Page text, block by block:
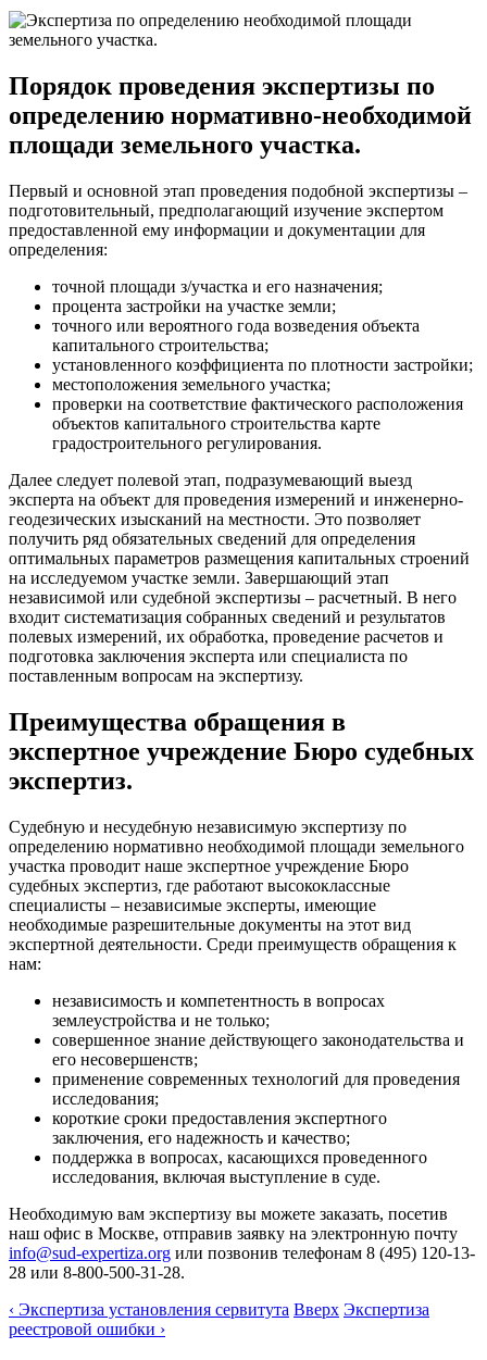
Порядок проведения экспертизы по
определению нормативно-необходимой
площади земельного участка.
Первый и основной этап проведения подобной экспертизы –
подготовительный, предполагающий изучение экспертом
предоставленной ему информации и документации для
определения:
точной площади з/участка и его назначения;
процента застройки на участке земли;
точного или вероятного года возведения объекта
капитального строительства;
установленного коэффициента по плотности застройки;
местоположения земельного участка;
проверки на соответствие фактического расположения
объектов капитального строительства карте
градостроительного регулирования.
Далее следует полевой этап, подразумевающий выезд
эксперта на объект для проведения измерений и инженерно-
геодезических изысканий на местности. Это позволяет
получить ряд обязательных сведений для определения
оптимальных параметров размещения капитальных строений
на исследуемом участке земли. Завершающий этап
независимой или судебной экспертизы – расчетный. В него
входит систематизация собранных сведений и результатов
полевых измерений, их обработка, проведение расчетов и
подготовка заключения эксперта или специалиста по
поставленным вопросам на экспертизу.
Преимущества обращения в
экспертное учреждение Бюро судебных
экспертиз.
Судебную и несудебную независимую экспертизу по
определению нормативно необходимой площади земельного
участка проводит наше экспертное учреждение Бюро
судебных экспертиз, где работают высококлассные
специалисты – независимые эксперты, имеющие
необходимые разрешительные документы на этот вид
экспертной деятельности. Среди преимуществ обращения к
нам:
независимость и компетентность в вопросах
землеустройства и не только;
совершенное знание действующего законодательства и
его несовершенств;
применение современных технологий для проведения
исследования;
короткие сроки предоставления экспертного
заключения, его надежность и качество;
поддержка в вопросах, касающихся проведенного
исследования, включая выступление в суде.
Необходимую вам экспертизу вы можете заказать, посетив
наш офис в Москве, отправив заявку на электронную почту
info@sud-expertiza.org или позвонив телефонам 8 (495) 120-13-
28 или 8-800-500-31-28.
‹ Экспертиза установления сервитута Вверх Экспертиза
реестровой ошибки ›